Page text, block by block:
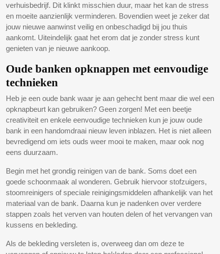
verhuisbedrijf. Dit klinkt misschien duur, maar het kan de stress
en moeite aanzienlijk verminderen. Bovendien weet je zeker dat
jouw nieuwe aanwinst veilig en onbeschadigd bij jou thuis
aankomt. Uiteindelijk gaat het erom dat je zonder stress kunt
genieten van je nieuwe aankoop.
Oude banken opknappen met eenvoudige
technieken
Heb je een oude bank waar je aan gehecht bent maar die wel een
opknapbeurt kan gebruiken? Geen zorgen! Met een beetje
creativiteit en enkele eenvoudige technieken kun je jouw oude
bank in een handomdraai nieuw leven inblazen. Het is niet alleen
bevredigend om iets ouds weer mooi te maken, maar ook nog
eens duurzaam.
Begin met het grondig reinigen van de bank. Soms doet een
goede schoonmaak al wonderen. Gebruik hiervoor stofzuigers,
stoomreinigers of speciale reinigingsmiddelen afhankelijk van het
materiaal van de bank. Daarna kun je nadenken over verdere
stappen zoals het verven van houten delen of het vervangen van
kussens en bekleding.
Als de bekleding versleten is, overweeg dan om deze te